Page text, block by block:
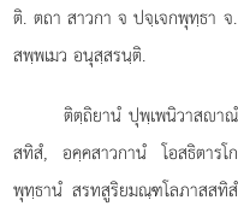
ติ. ตถา สาวกา จ ปจฺเจกพุทฺธา
สพฺพเมว อนุสฺสรนฺติ.
ติตฺถิยานํ ปุพฺเพนิวาสา
สทิสํ, อคฺคสาวกานํ โอสธิตาร
พุทฺธานํ สรทสูริยมณฺฑโลภาสส